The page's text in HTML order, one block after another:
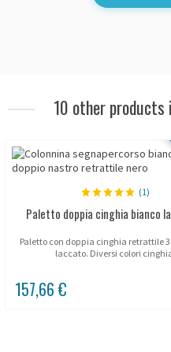
10 other
(1)
Paletto doppia cinghia bianco
Paletto con doppia cinghia retrattile
laccato. Diversi colori
157,66 €